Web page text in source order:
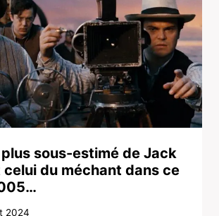
plus sous-estimé de Jack
celui du méchant dans ce
2024